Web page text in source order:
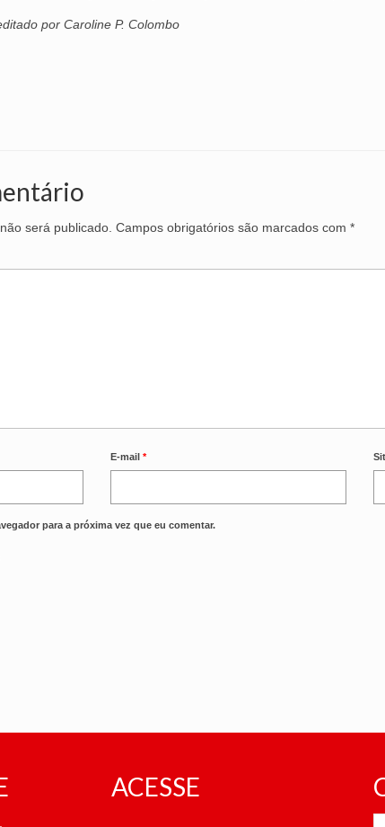
por Caroline P. Colombo
será publicado. Campos obrigatórios são marcados com *
E-mail*
para a próxima vez que eu comentar.
ACESSE